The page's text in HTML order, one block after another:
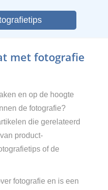
met fotografie
en op de hoogte
de fotografie?
die gerelateerd
product-
of de
fotografie en is een